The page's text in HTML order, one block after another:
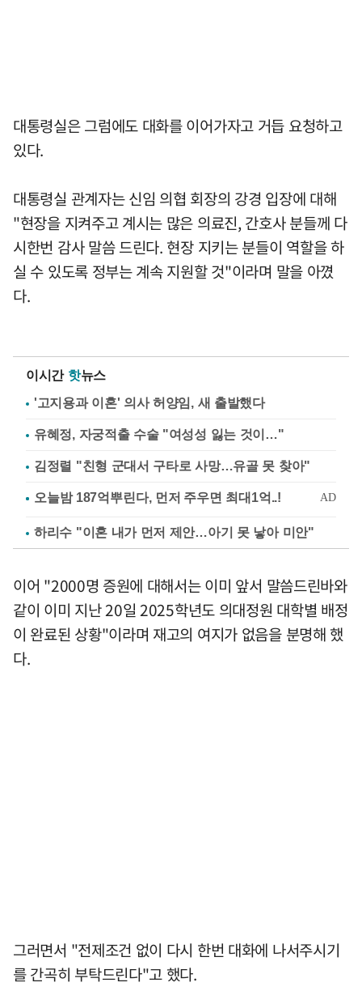
대통령실은 그럼에도 대화를 이어가자고 거듭 요청하고
있다.
대통령실 관계자는 신임 의협 회장의 강경 입장에 대해
"현장을 지켜주고 계시는 많은 의료진, 간호사 분들께 다
시한번 감사 말씀 드린다. 현장 지키는 분들이 역할을 하
실 수 있도록 정부는 계속 지원할 것"이라며 말을 아꼈
다.
이시간 핫뉴스
'고지용과 이혼' 의사 허양임, 새 출발했다
유혜정, 자궁적출 수술 "여성성 잃는 것이…"
김정렬 "친형 군대서 구타로 사망…유골 못 찾아"
하리수 "이혼 내가 먼저 제안…아기 못 낳아 미안"
이어 "2000명 증원에 대해서는 이미 앞서 말씀드린바와
같이 이미 지난 20일 2025학년도 의대정원 대학별 배정
이 완료된 상황"이라며 재고의 여지가 없음을 분명해 했
다.
그러면서 "전제조건 없이 다시 한번 대화에 나서주시기
를 간곡히 부탁드린다"고 했다.